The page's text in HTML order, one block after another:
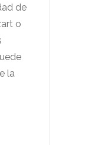
de
o
la